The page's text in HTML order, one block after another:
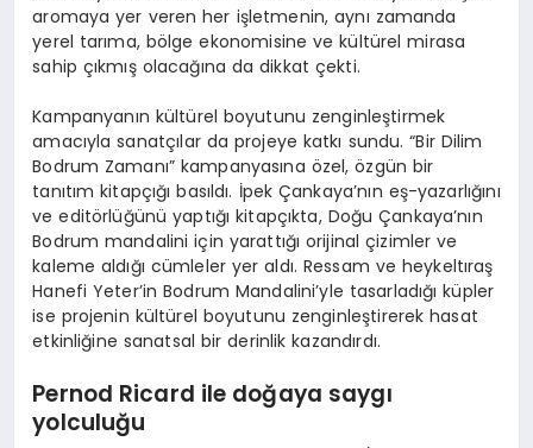
aromaya yer veren her işletmenin, aynı zamanda
yerel tarıma, bölge ekonomisine ve kültürel mirasa
sahip çıkmış olacağına da dikkat çekti.
Kampanyanın kültürel boyutunu zenginleştirmek
amacıyla sanatçılar da projeye katkı sundu. “Bir Dilim
Bodrum Zamanı” kampanyasına özel, özgün bir
tanıtım kitapçığı basıldı. İpek Çankaya’nın eş-yazarlığını
ve editörlüğünü yaptığı kitapçıkta, Doğu Çankaya’nın
Bodrum mandalini için yarattığı orijinal çizimler ve
kaleme aldığı cümleler yer aldı. Ressam ve heykeltıraş
Hanefi Yeter’in Bodrum Mandalini’yle tasarladığı küpler
ise projenin kültürel boyutunu zenginleştirerek hasat
etkinliğine sanatsal bir derinlik kazandırdı.
Pernod Ricard ile doğaya saygı
yolculuğu